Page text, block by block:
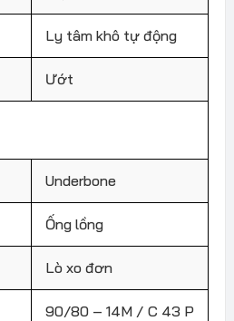
Ly tâm khô tự động
Ướt
Underbone
Ống lồng
Lò xo đơn
90/80 – 14M / C 43 P